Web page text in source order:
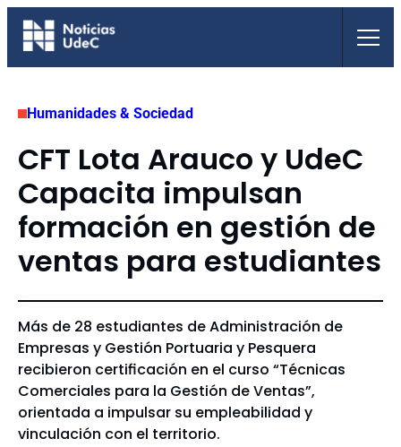
Saltar
Humanidades & Sociedad
CFT Lota Arauco y UdeC
Capacita impulsan
formación en gestión de
ventas para estudiantes
Más de 28 estudiantes de Administración de
Empresas y Gestión Portuaria y Pesquera
recibieron certificación en el curso “Técnicas
Comerciales para la Gestión de Ventas”,
orientada a impulsar su empleabilidad y
vinculación con el territorio.